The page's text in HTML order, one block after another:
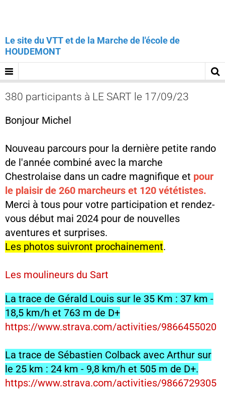
Le site du VTT et de la Marche de l'école de
HOUDEMONT
380 participants à LE SART le 17/09/23
Bonjour Michel
Nouveau parcours pour la dernière petite rando
de l'année combiné avec la marche
Chestrolaise dans un cadre magnifique et pour
le plaisir de 260 marcheurs et 120 vététistes.
Merci à tous pour votre participation et rendez-
vous début mai 2024 pour de nouvelles
aventures et surprises.
Les photos suivront prochainement.
Les moulineurs du Sart
La trace de Gérald Louis sur le 35 Km : 37 km -
18,5 km/h et 763 m de D+
https://www.strava.com/activities/9866455020
La trace de Sébastien Colback avec Arthur sur
le 25 km : 24 km - 9,8 km/h et 505 m de D+.
https://www.strava.com/activities/9866729305